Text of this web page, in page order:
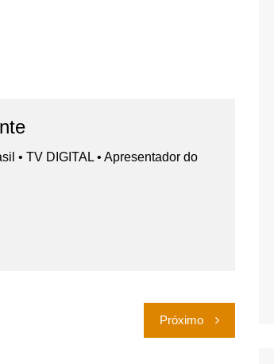
• TV DIGITAL • Apresentador do
Próximo